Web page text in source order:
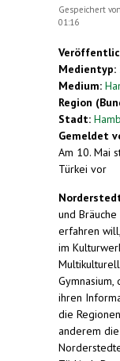
Gespeichert von
01:16
Medientyp:
Medium:
Region
Stadt:
Gemeldet
Am 10. Mai
Türkei vor
und
erfahren
im
Gymnasium,
ihren
die
anderem